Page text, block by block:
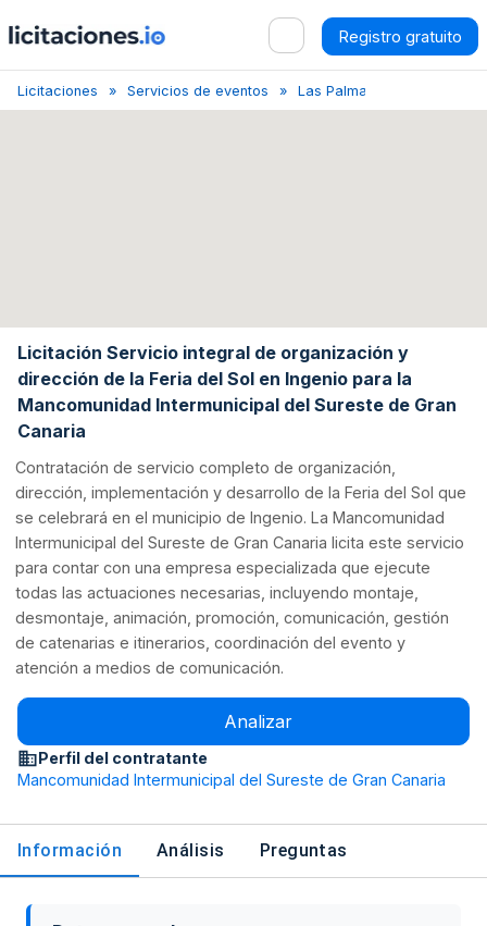
Registro gratuito
Licitaciones Servicios de eventos Las Palmas
Licitación Servicio integral de organización y
dirección de la Feria del Sol en Ingenio para la
Mancomunidad Intermunicipal del Sureste de Gran
Canaria
Contratación de servicio completo de organización,
dirección, implementación y desarrollo de la Feria del Sol que
se celebrará en el municipio de Ingenio. La Mancomunidad
Intermunicipal del Sureste de Gran Canaria licita este servicio
para contar con una empresa especializada que ejecute
todas las actuaciones necesarias, incluyendo montaje,
desmontaje, animación, promoción, comunicación, gestión
de catenarias e itinerarios, coordinación del evento y
atención a medios de comunicación.
Analizar
Perfil del contratante
Mancomunidad Intermunicipal del Sureste de Gran Canaria
Información Análisis Preguntas